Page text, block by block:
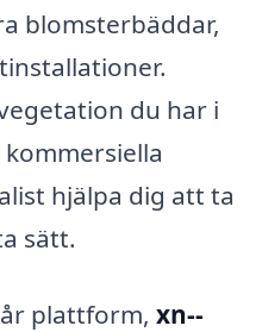
blomsterbäddar,
du har i
hjälpa dig att ta
sätt.
plattform, xn--